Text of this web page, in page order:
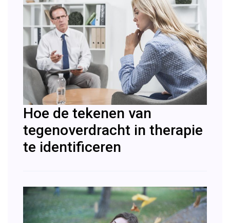
Hoe de tekenen van
tegenoverdracht in therapie
te identificeren